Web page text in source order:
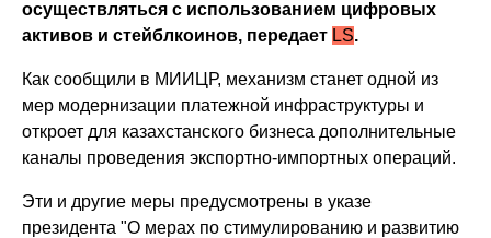
осуществляться с использованием цифровых
активов и стейблкоинов, передает LS.
Как сообщили в МИИЦР, механизм станет одной из
мер модернизации платежной инфраструктуры и
откроет для казахстанского бизнеса дополнительные
каналы проведения экспортно-импортных операций.
Эти и другие меры предусмотрены в указе
президента "О мерах по стимулированию и развитию